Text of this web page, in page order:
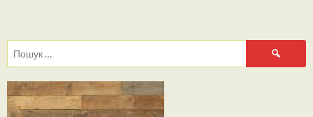
Пошук: